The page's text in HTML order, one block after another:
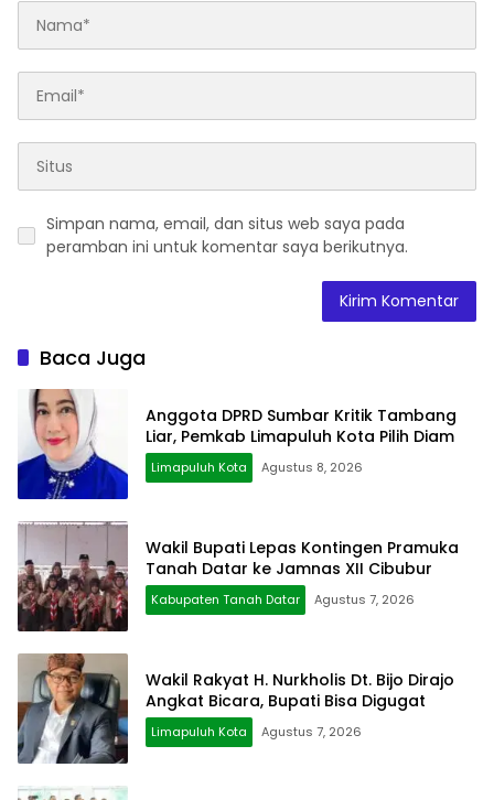
Simpan nama, email, dan situs web saya pada
peramban ini untuk komentar saya berikutnya.
Baca Juga
Anggota DPRD Sumbar Kritik Tambang
Liar, Pemkab Limapuluh Kota Pilih Diam
Limapuluh Kota Agustus 8, 2026
Wakil Bupati Lepas Kontingen Pramuka
Tanah Datar ke Jamnas XII Cibubur
Kabupaten Tanah Datar Agustus 7, 2026
Wakil Rakyat H. Nurkholis Dt. Bijo Dirajo
Angkat Bicara, Bupati Bisa Digugat
Limapuluh Kota Agustus 7, 2026